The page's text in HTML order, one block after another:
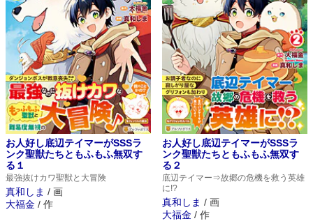
最強抜けカワ聖獣と大冒険
お人好し底辺テイマーがSSSラ
ンク聖獣たちともふもふ無双す
る１
真和しま / 画
大福金 / 作
底辺テイマー⇒故郷の危機を救う英雄
に!?
お人好し底辺テイマーがSSSラ
ンク聖獣たちともふもふ無双す
る２
真和しま / 画
大福金 / 作